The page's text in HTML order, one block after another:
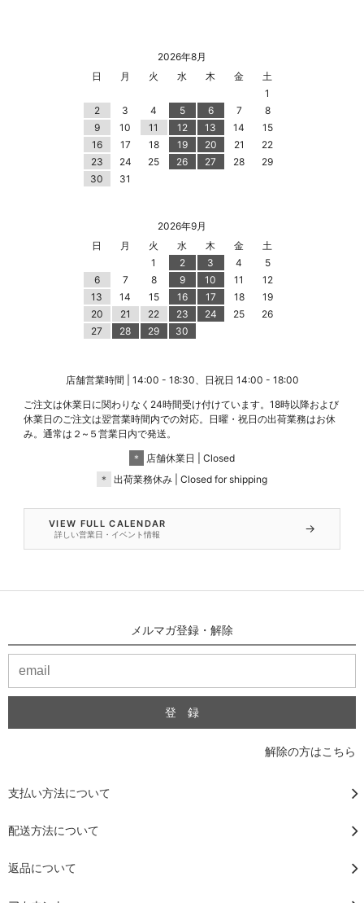
2026年8月
日
月 火 水 木 金
土
1
2
3 4 5 6 7
8
9
10 11 12 13 14
15
16
17 18 19 20 21
22
23
24 25 26 27 28
29
30
31
2026年9月
日
月 火 水 木 金
土
1
2 3 4
5
6
7 8 9 10 11
12
13
14 15 16 17 18
19
20
21 22 23 24 25
26
27
28 29 30
店舗営業時間 | 14:00 - 18:30、日祝日 14:00 - 18:00
ご注文は休業日に関わりなく24時間受け付けています。18時以降および
休業日のご注文は翌営業時間内での対応。日曜・祝日の出荷業務はお休
み。通常は２~５営業日内で発送。
＊
店舗休業日 | Closed
＊
出荷業務休み | Closed for shipping
VIEW FULL CALENDAR
詳しい営業日・イベント情報 →
メルマガ登録・解除
解除の方はこちら
支払い方法について
配送方法について
返品について